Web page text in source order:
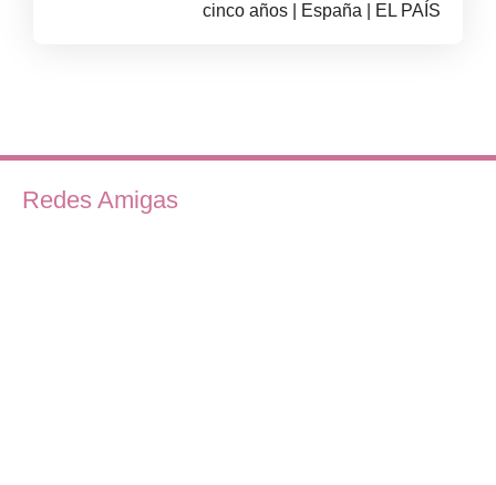
cinco años | España | EL PAÍS
Redes Amigas